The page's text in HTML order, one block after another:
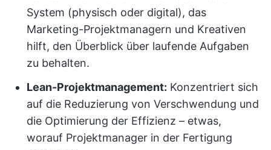
System (physisch oder digital), das
Marketing-Projektmanagern und Kreativen
hilft, den Überblick über laufende Aufgaben
zu behalten.
Lean-Projektmanagement: Konzentriert sich
auf die Reduzierung von Verschwendung und
die Optimierung der Effizienz – etwas,
worauf Projektmanager in der Fertigung